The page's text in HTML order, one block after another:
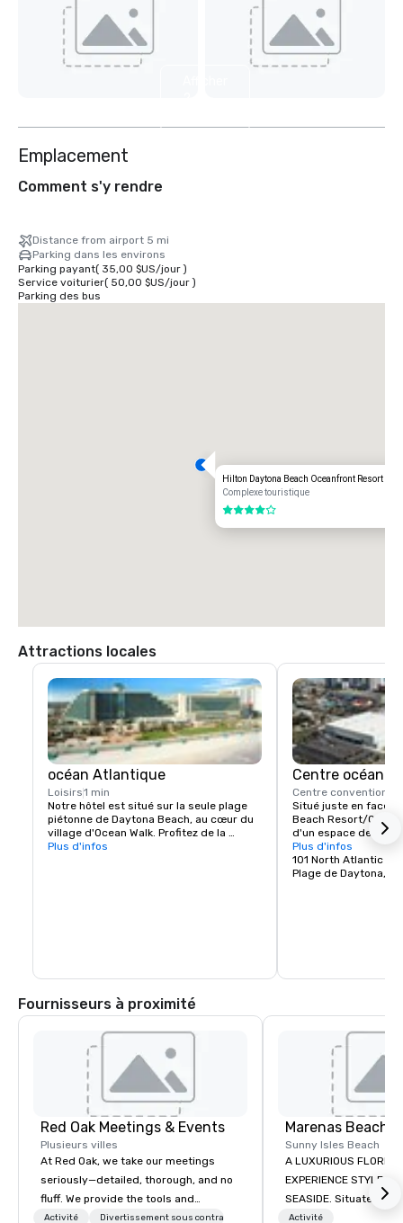
Emplacement
Comment s'y rendre
Distance from airport 5 mi
Parking dans les environs
Parking payant( 35,00 $US/jour)
Service voiturier( 50,00 $US/jour)
Parking des bus
Hilton Daytona Beach Oceanfront Resort
Complexe touristique
4 sur 5
Attractions locales
océan Atlantique
Loisirs1 min
Notre hôtel est situé sur la seule plage
piétonne de Daytona Beach, au cœur du
village d'Ocean Walk. Profitez de la
magnifique vue sur l'océan Atlantique.
Plus d'infos
Centre
Centre convention
Situé juste en face
Beach Resort/Ocean
d'un espace de
pieds carrés.
Plus d'infos
101 North Atlantic
Plage de Daytona, FL
Fournisseurs à proximité
Red Oak Meetings & Events
Plusieurs villes
At Red Oak, we take our meetings
seriously—detailed, thorough, and no
fluff. We provide the tools and
expertise needed to ensure your
Activité Divertissement sous contrat
Marenas Beach
Sunny Isles Beach
A LUXURIOUS
EXPERIENCE STYLE
SEASIDE. Situated midway between
Miami and Fort
Activité